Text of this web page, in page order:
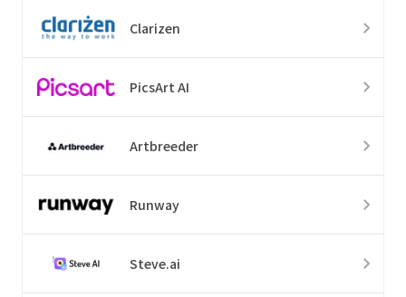
Clarizen
PicsArt AI
Artbreeder
Runway
Steve.ai